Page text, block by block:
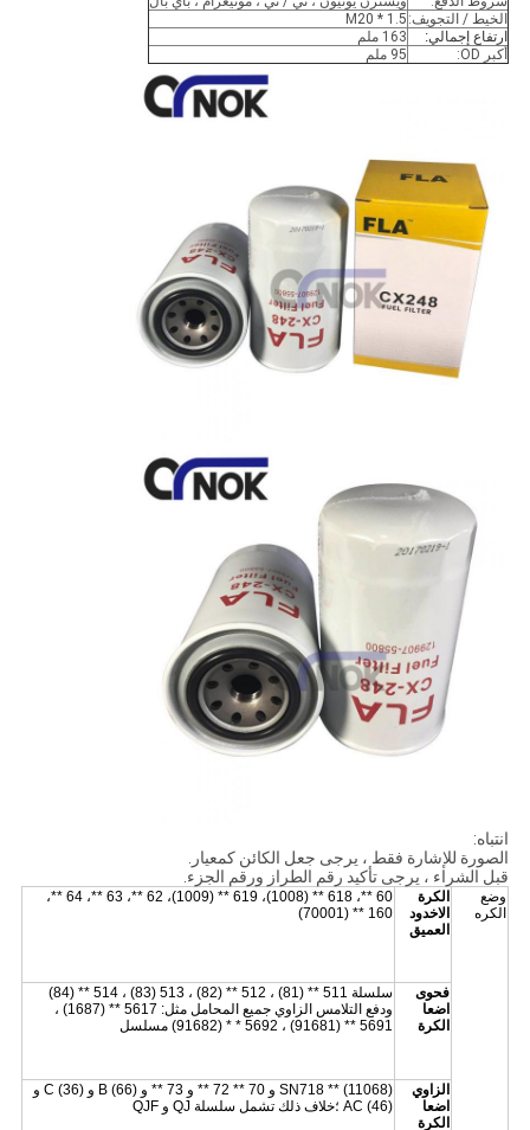
الخيط / التجويف: M20 * 1.5
ارتفاع إجمالي:
163 ملم
أكبر OD:
95 ملم
انتباه:
الصورة للإشارة فقط ، يرجى جعل الكائن كمعيار.
قبل الشراء ، يرجى تأكيد رقم الطراز ورقم الجزء.
وضع
الكره
الكرة
الاخدود
العميق
60 **، 618 ** (1008)، 619 ** (1009)، 62 **، 63 **، 64 **،
160 ** (70001)
فحوى
اضعا
الكرة
سلسلة 511 ** (81) ، 512 ** (82) ، 513 (83) ، 514 ** (84)
ودفع التلامس الزاوي جميع المحامل مثل: 5617 ** (1687) ،
5691 ** (91681) ، 5692 * * (91682) مسلسل
الزاوي
اضعا
الكرة
SN718 ** (11068) و 70 ** 72 ** و 73 ** و B (66) و C (36) و
AC (46) ؛خلاف ذلك تشمل سلسلة QJ و QJF